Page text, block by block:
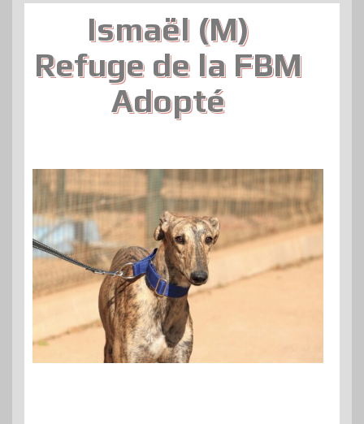
Ismaël (M)
Refuge de la FBM
Adopté